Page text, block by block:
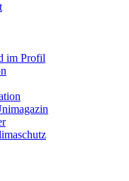
im Profil